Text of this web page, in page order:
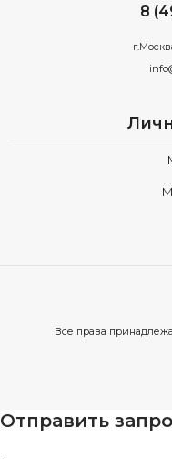
8
Все права
Отправить